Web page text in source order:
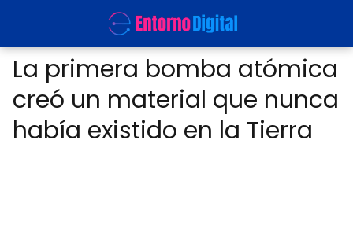
La primera bomba atómica
creó un material que nunca
había existido en la Tierra